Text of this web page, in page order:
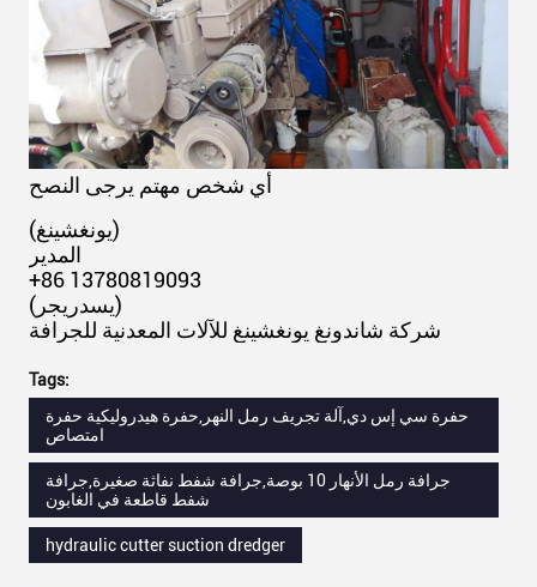
أي شخص مهتم يرجى النصح
(يونغشينغ)
المدير
+86 13780819093
(يسدريجر)
شركة شاندونغ يونغشينغ للآلات المعدنية للجرافة
Tags:
حفرة سي إس دي,آلة تجريف رمل النهر,حفرة هيدروليكية حفرة
امتصاص
جرافة رمل الأنهار 10 بوصة,جرافة شفط نفاثة صغيرة,جرافة
شفط قاطعة في الغابون
hydraulic cutter suction dredger